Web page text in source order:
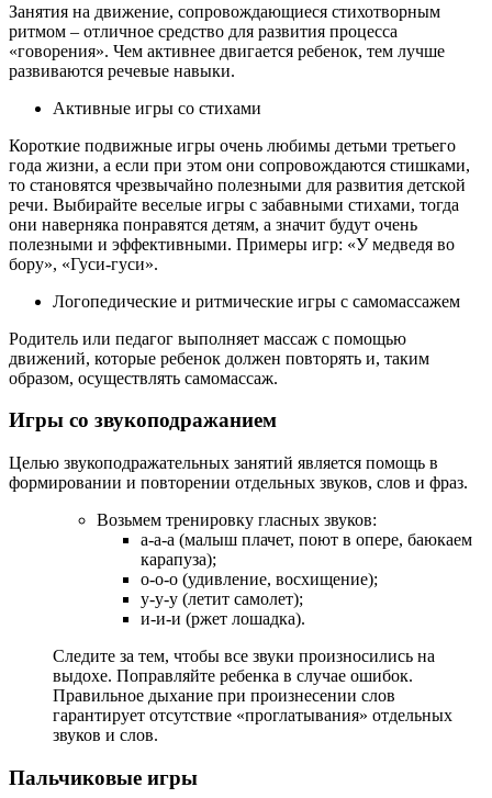
Занятия на движение, сопровождающиеся стихотворным
ритмом – отличное средство для развития процесса
«говорения». Чем активнее двигается ребенок, тем лучше
развиваются речевые навыки.
Активные игры со стихами
Короткие подвижные игры очень любимы детьми третьего
года жизни, а если при этом они сопровождаются стишками,
то становятся чрезвычайно полезными для развития детской
речи. Выбирайте веселые игры с забавными стихами, тогда
они наверняка понравятся детям, а значит будут очень
полезными и эффективными. Примеры игр: «У медведя во
бору», «Гуси-гуси».
Логопедические и ритмические игры с самомассажем
Родитель или педагог выполняет массаж с помощью
движений, которые ребенок должен повторять и, таким
образом, осуществлять самомассаж.
Игры со звукоподражанием
Целью звукоподражательных занятий является помощь в
формировании и повторении отдельных звуков, слов и фраз.
Возьмем тренировку гласных звуков:
а-а-а (малыш плачет, поют в опере, баюкаем
карапуза);
о-о-о (удивление, восхищение);
у-у-у (летит самолет);
и-и-и (ржет лошадка).
Следите за тем, чтобы все звуки произносились на
выдохе. Поправляйте ребенка в случае ошибок.
Правильное дыхание при произнесении слов
гарантирует отсутствие «проглатывания» отдельных
звуков и слов.
Пальчиковые игры